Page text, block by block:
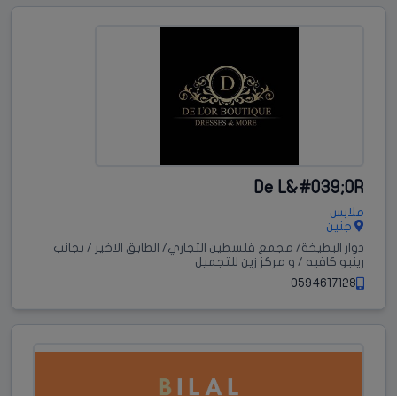
De L&#039;OR
ملابس
جنين
دوار البطيخة/ مجمع فلسطين التجاري/ الطابق الاخير / بجانب
رينبو كافيه / و مركز زين للتجميل
0594617128